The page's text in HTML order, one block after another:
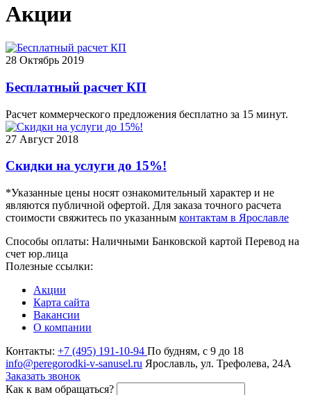
Акции
28 Октябрь 2019
Бесплатный расчет КП
Расчет коммерческого предложения бесплатно за 15 минут.
27 Август 2018
Скидки на услуги до 15%!
*Указанные цены носят ознакомительный характер и не
являются публичной офертой. Для заказа точного расчета
стоимости свяжитесь по указанным контактам в Ярославле
Способы оплаты: Наличными Банковской картой Перевод на
счет юр.лица
Полезные ссылки:
Акции
Карта сайта
Вакансии
О компании
Контакты: +7 (495) 191-10-94 По будням, с 9 до 18
info@peregorodki-v-sanusel.ru Ярославль, ул. Трефолева, 24А
Заказать звонок
Как к вам обращаться?